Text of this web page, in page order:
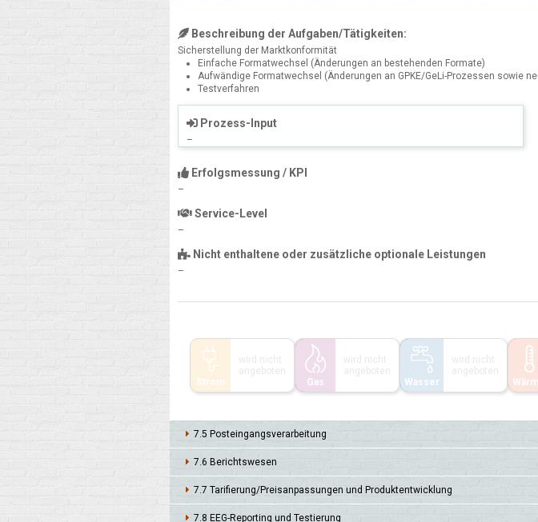
Beschreibung der Aufgaben/Tätigkeiten:
Sicherstellung der Marktkonformität
Einfache Formatwechsel (Änderungen an bestehenden Formate)
Aufwändige Formatwechsel (Änderungen an GPKE/GeLi-Prozessen sowie
Testverfahren
Prozess-Input
–
Erfolgsmessung / KPI
–
Service-Level
–
Nicht enthaltene oder zusätzliche optionale Leistungen
–
Strom
Gas
Wasser
7.5 Post­eingangs­verarbei­tung
7.6 Berichts­wesen
7.7 Tarifie­rung/Preis­anpas­sungen und Produkt­entwick­lung
7.8 EEG-Repor­ting und Testie­rung